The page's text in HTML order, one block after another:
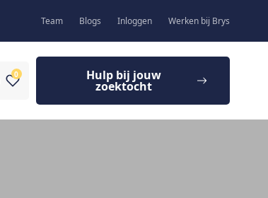
Team Blogs Inloggen Werken bij Brys
0 Hulp bij jouw
zoektocht